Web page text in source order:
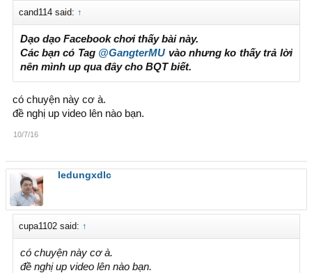
cand114 said: ↑
Dạo dạo Facebook chơi thấy bài này.
Các bạn có Tag @GangterMU vào nhưng ko thấy trả lời
nên mình up qua đây cho BQT biết.
có chuyện này cơ à.
đề nghị up video lên nào bạn.
10/7/16
ledungxdlc
cupa1102 said: ↑
có chuyện này cơ à.
đề nghị up video lên nào bạn.